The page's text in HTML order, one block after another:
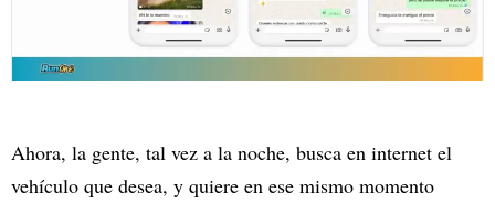
Ahora, la gente, tal vez a la noche, busca en internet el
vehículo que desea, y quiere en ese mismo momento